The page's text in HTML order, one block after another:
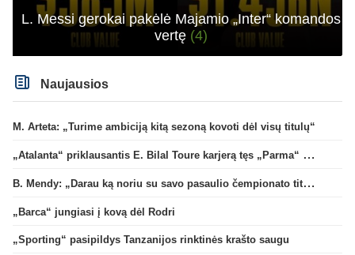
L. Messi gerokai pakėlė Majamio „Inter“ komandos
vertę (4)
Naujausios
M. Arteta: „Turime ambiciją kitą sezoną kovoti dėl visų titulų“
„Atalanta“ priklausantis E. Bilal Toure karjerą tęs „Parma“ gretose
B. Mendy: „Darau ką noriu su savo pasaulio čempionato titulu“
„Barca“ jungiasi į kovą dėl Rodri
„Sporting“ pasipildys Tanzanijos rinktinės krašto saugu